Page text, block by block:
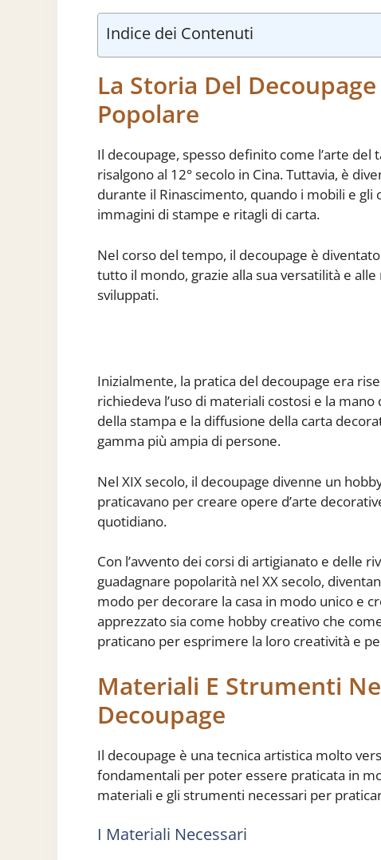
Indice dei Contenuti
La Storia Del
Popolare
Il decoupage, spesso definito come l’arte del
risalgono al 12° secolo in Cina. Tuttavia, è
durante il Rinascimento, quando i mobili e
immagini di stampe e ritagli di carta.
Nel corso del tempo, il decoupage è
tutto il mondo, grazie alla sua versatilità e
sviluppati.
Inizialmente, la pratica del decoupage era
richiedeva l’uso di materiali costosi e la mano
della stampa e la diffusione della carta
gamma più ampia di persone.
Nel XIX secolo, il decoupage divenne un
praticavano per creare opere d’arte
quotidiano.
Con l’avvento dei corsi di artigianato e delle
guadagnare popolarità nel XX secolo,
modo per decorare la casa in modo unico e
apprezzato sia come hobby creativo che
praticano per esprimere la loro creatività e
Materiali E Strumenti
Decoupage
Il decoupage è una tecnica artistica molto
fondamentali per poter essere praticata in
materiali e gli strumenti necessari per
I Materiali Necessari